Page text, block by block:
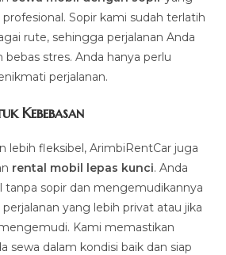
Sopir kami sudah terlatih
rute, sehingga perjalanan Anda
bebas stres. Anda hanya perlu
perjalanan.
Kebebasan
lebih fleksibel, ArimbiRentCar juga
rental mobil lepas kunci. Anda
tanpa sopir dan mengemudikannya
yang lebih privat atau jika
Kami memastikan
sewa dalam kondisi baik dan siap